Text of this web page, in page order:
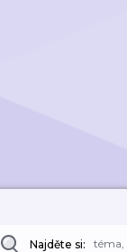
Najděte si: